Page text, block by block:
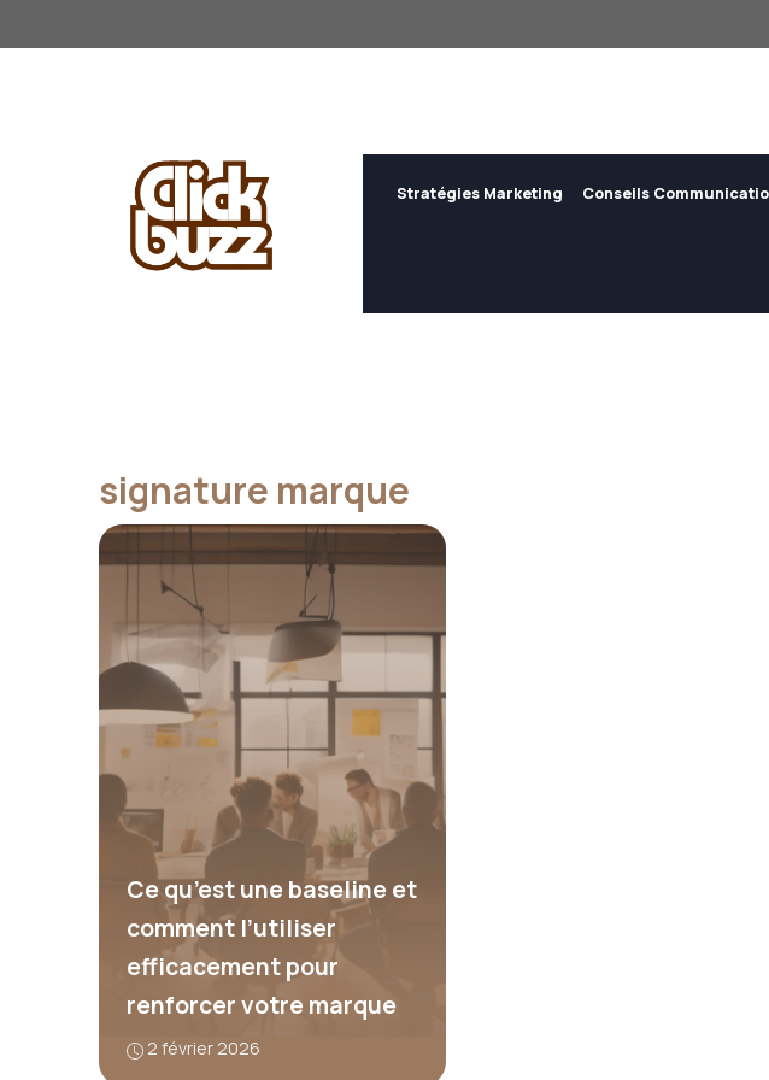
au
Stratégies Marketing Conseils
signature marque
Ce qu’est une baseline et
comment l’utiliser
efficacement pour
renforcer votre marque
2 février 2026